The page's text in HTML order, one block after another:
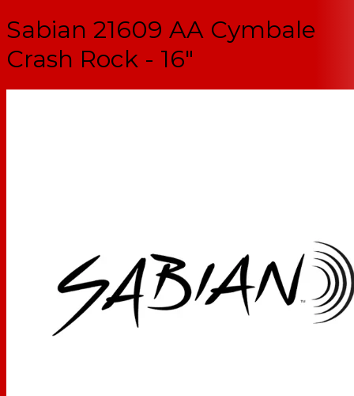
Sabian 21609 AA Cymbale
Crash Rock - 16"